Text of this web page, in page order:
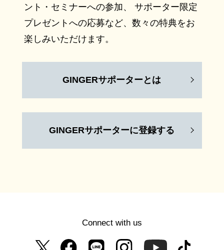
ント・セミナーへの参加、 サポーター限定
プレゼントへの応募など、数々の特典をお
楽しみいただけます。
GINGERサポーターとは
GINGERサポーターに登録する
Connect with us